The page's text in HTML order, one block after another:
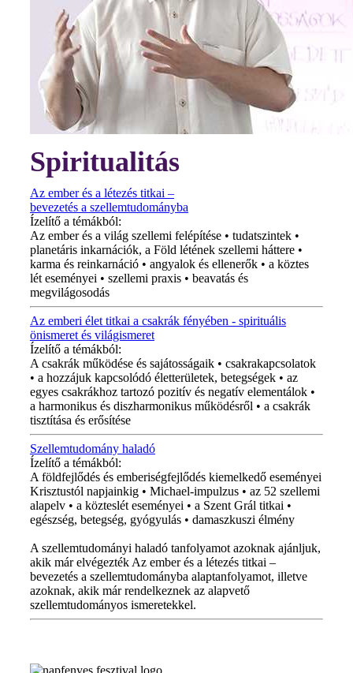
Spiritualitás
Az ember és a létezés titkai –
bevezetés a szellemtudományba
Ízelítő a témákból:
Az ember és a világ szellemi felépítése • tudatszintek •
planetáris inkarnációk, a Föld létének szellemi háttere •
karma és reinkarnáció • angyalok és ellenerők • a köztes
lét eseményei • szellemi praxis • beavatás és
megvilágosodás
Az emberi élet titkai a csakrák fényében - spirituális
önismeret és világismeret
Ízelítő a témákból:
A csakrák működése és sajátosságaik • csakrakapcsolatok
• a hozzájuk kapcsolódó életterületek, betegségek • az
egyes csakrákhoz tartozó pozitív és negatív elementálok •
a harmonikus és diszharmonikus működésről • a csakrák
tisztítása és erősítése
Szellemtudomány haladó
Ízelítő a témákból:
A földfejlődés és emberiségfejlődés kiemelkedő eseményei
Krisztustól napjainkig • Michael-impulzus • az 52 szellemi
alapelv • a közteslét eseményei • a Szent Grál titkai •
egészség, betegség, gyógyulás • damaszkuszi élmény
A szellemtudományi haladó tanfolyamot azoknak ajánljuk,
akik már elvégezték Az ember és a létezés titkai –
bevezetés a szellemtudományba alaptanfolyamot, illetve
azoknak, akik már rendelkeznek az alapvető
szellemtudományos ismeretekkel.